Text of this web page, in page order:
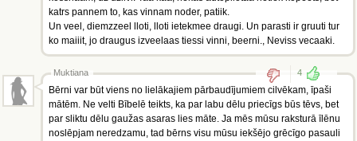
katrs pannem to, kas vinnam noder, patiik.
Un veel, diemzzeel lloti, lloti ietekmee draugi. Un parasti ir gruuti tur
ko maiiit, jo draugus izveelaas tiessi vinni, beerni., Neviss vecaaki.
Muktiana 4
Bērni var būt viens no lielākajiem pārbaudījumiem cilvēkam, īpaši
mātēm. Ne velti Bībelē teikts, ka par labu dēlu priecīgs būs tēvs, bet
par sliktu dēlu gaužas asaras lies māte. Ja mēs mūsu raksturā īlēnu
noslēpjam neredzamu, tad bērns visu mūsu iekšējo grēcīgo pasauli